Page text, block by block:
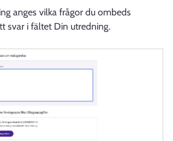
anges vilka frågor du ombeds
svar i fältet Din utredning.